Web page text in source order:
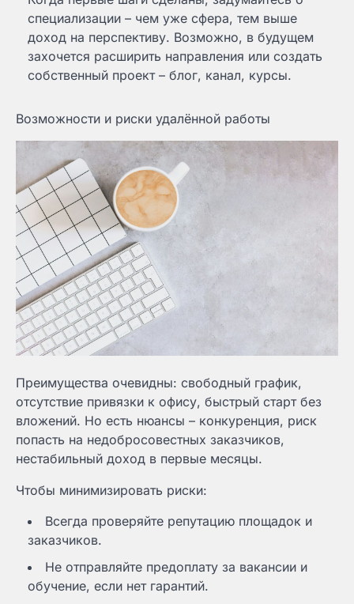
специализации – чем уже сфера, тем выше
доход на перспективу. Возможно, в будущем
захочется расширить направления или создать
собственный проект – блог, канал, курсы.
Возможности и риски удалённой работы
Преимущества очевидны: свободный график,
отсутствие привязки к офису, быстрый старт без
вложений. Но есть нюансы – конкуренция, риск
попасть на недобросовестных заказчиков,
нестабильный доход в первые месяцы.
Чтобы минимизировать риски:
Всегда проверяйте репутацию площадок и
заказчиков.
Не отправляйте предоплату за вакансии и
обучение, если нет гарантий.